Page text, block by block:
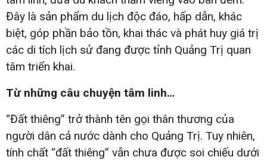
Đây là sản phẩm du lịch độc đáo, hấp dẫn, khác
biệt, góp phần bảo tồn, khai thác và phát huy giá trị
các di tích lịch sử đang được tỉnh Quảng Trị quan
tâm triển khai.
Từ những câu chuyện tâm linh…
“Đất thiêng” trở thành tên gọi thân thương của
người dân cả nước dành cho Quảng Trị. Tuy nhiên,
tính chất “đất thiêng” vẫn chưa được soi chiếu dưới